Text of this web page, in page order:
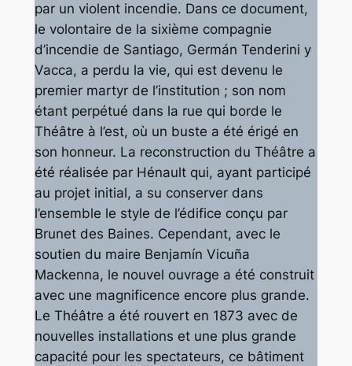
par un violent incendie. Dans ce document,
le volontaire de la sixième compagnie
d’incendie de Santiago, Germán Tenderini y
Vacca, a perdu la vie, qui est devenu le
premier martyr de l’institution ; son nom
étant perpétué dans la rue qui borde le
Théâtre à l’est, où un buste a été érigé en
son honneur. La reconstruction du Théâtre a
été réalisée par Hénault qui, ayant participé
au projet initial, a su conserver dans
l’ensemble le style de l’édifice conçu par
Brunet des Baines. Cependant, avec le
soutien du maire Benjamín Vicuña
Mackenna, le nouvel ouvrage a été construit
avec une magnificence encore plus grande.
Le Théâtre a été rouvert en 1873 avec de
nouvelles installations et une plus grande
capacité pour les spectateurs, ce bâtiment